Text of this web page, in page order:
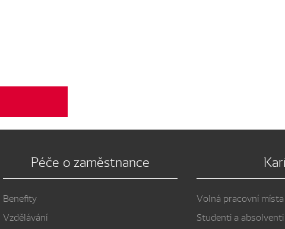
Péče o zaměstnance
Benefity
Vzdělávání
Volná pracovní místa
Studenti a absolventi